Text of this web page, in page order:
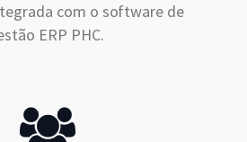
com o software de
ERP PHC.